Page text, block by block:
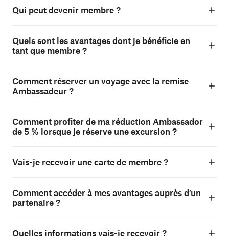
Qui peut devenir membre ?
Quels sont les avantages dont je bénéficie en
tant que membre ?
Comment réserver un voyage avec la remise
Ambassadeur ?
Comment profiter de ma réduction Ambassador
de 5 % lorsque je réserve une excursion ?
Vais-je recevoir une carte de membre ?
Comment accéder à mes avantages auprès d’un
partenaire ?
Quelles informations vais-je recevoir ?